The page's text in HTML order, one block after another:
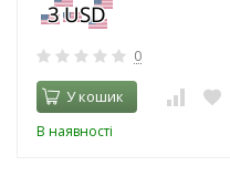
0
У кошик
В наявності